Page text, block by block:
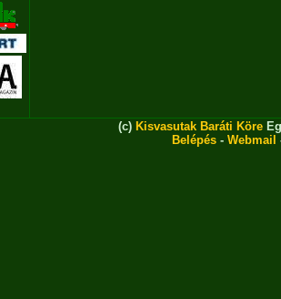
(c) Kisvasutak Baráti Köre
Belépés - Webmail